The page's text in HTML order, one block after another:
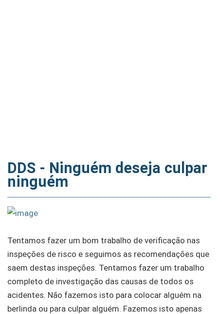
DDS - Ninguém deseja culpar
ninguém
Tentamos fazer um bom trabalho de verificação nas
inspeções de risco e seguimos as recomendações que
saem destas inspeções. Tentamos fazer um trabalho
completo de investigação das causas de todos os
acidentes. Não fazemos isto para colocar alguém na
berlinda ou para culpar alguém. Fazemos isto apenas